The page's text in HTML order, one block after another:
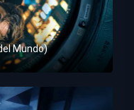
Mundo)